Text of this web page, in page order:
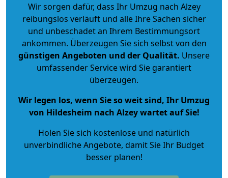
Wir sorgen dafür, dass Ihr Umzug nach Alzey
reibungslos verläuft und alle Ihre Sachen sicher
und unbeschadet an Ihrem Bestimmungsort
ankommen. Überzeugen Sie sich selbst von den
günstigen Angeboten und der Qualität. Unsere
umfassender Service wird Sie garantiert
überzeugen.
Wir legen los, wenn Sie so weit sind, Ihr Umzug
von Hildesheim nach Alzey wartet auf Sie!
Holen Sie sich kostenlose und natürlich
unverbindliche Angebote, damit Sie Ihr Budget
besser planen!